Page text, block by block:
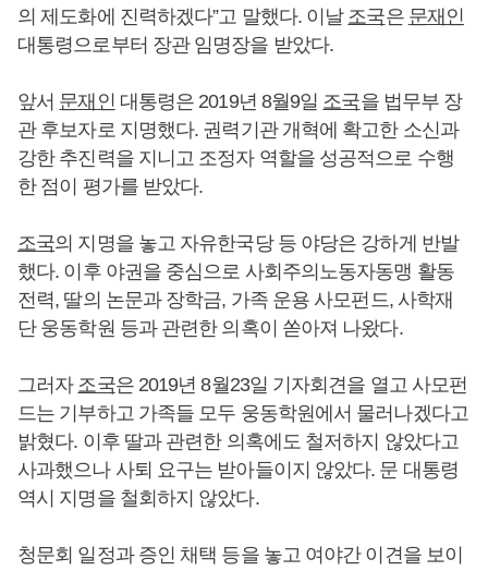
의 제도화에 진력하겠다”고 말했다. 이날 조국은 문재인
대통령으로부터 장관 임명장을 받았다.
앞서 문재인 대통령은 2019년 8월9일 조국을 법무부 장
관 후보자로 지명했다. 권력기관 개혁에 확고한 소신과
강한 추진력을 지니고 조정자 역할을 성공적으로 수행
한 점이 평가를 받았다.
조국의 지명을 놓고 자유한국당 등 야당은 강하게 반발
했다. 이후 야권을 중심으로 사회주의노동자동맹 활동
전력, 딸의 논문과 장학금, 가족 운용 사모펀드, 사학재
단 웅동학원 등과 관련한 의혹이 쏟아져 나왔다.
그러자 조국은 2019년 8월23일 기자회견을 열고 사모펀
드는 기부하고 가족들 모두 웅동학원에서 물러나겠다고
밝혔다. 이후 딸과 관련한 의혹에도 철저하지 않았다고
사과했으나 사퇴 요구는 받아들이지 않았다. 문 대통령
역시 지명을 철회하지 않았다.
청문회 일정과 증인 채택 등을 놓고 여야간 이견을 보이